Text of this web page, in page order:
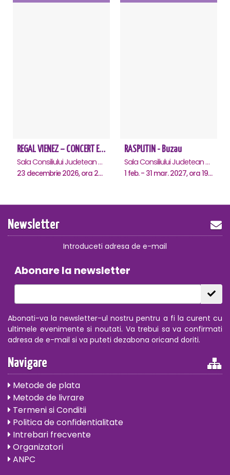
REGAL VIENEZ – CONCERT EXTRAORDINAR DE CRACIUN - Buzau
Sala Consiliului Judetean Buzau, Buzau
23 decembrie 2026, ora 20:00
RASPUTIN - Buzau
Sala Consiliului Judetean Buzau, Buzau
1 feb. - 31 mar. 2027, ora 19:00
Newsletter
Introduceti adresa de e-mail
Abonare la newsletter
Abonati-va la newsletter-ul nostru pentru a fi la curent cu
ultimele evenimente si noutati. Va trebui sa va confirmati
adresa de e-mail si va puteti dezabona oricand doriti.
Navigare
Metode de plata
Metode de livrare
Termeni si Conditii
Politica de confidentialitate
Intrebari frecvente
Organizatori
ANPC